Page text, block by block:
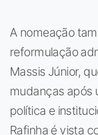
A nomeação
reformulação
Massis Júnior,
mudanças após
política e
Rafinha é vista